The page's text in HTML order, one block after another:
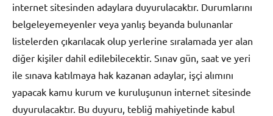
internet sitesinden adaylara duyurulacaktır. Durumlarını
belgeleyemeyenler veya yanlış beyanda bulunanlar
listelerden çıkarılacak olup yerlerine sıralamada yer alan
diğer kişiler dahil edilebilecektir. Sınav gün, saat ve yeri
ile sınava katılmaya hak kazanan adaylar, işçi alımını
yapacak kamu kurum ve kuruluşunun internet sitesinde
duyurulacaktır. Bu duyuru, tebliğ mahiyetinde kabul